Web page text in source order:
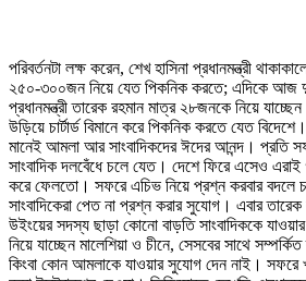
পরিবর্তনটা লক্ষ করেন, শেখ হাসিনা প্রধানমন্ত্রী
২৫০-৩০০জন নিয়ে যেত পিকনিক করতে; এদিকে আজ
প্রধানমন্ত্রী তারেক রহমান মাত্র ২৮জনকে নিয়ে
উড়িয়ে চার্টার্ড বিমানে করে পিকনিক করতে যেত
মানেই আমলা আর সাংবাদিকদের ঈদের আনন্দ।
সাংবাদিক দলবেঁধে চলে যেত। দেশে ফিরে এসেও
করে ফেলতো। সফরে এচিভ নিয়ে প্রশ্ন করবার বদলে
সাংবাদিকেরা পেত না প্রশ্ন করার সুযোগ। এবার তারেক
উইংয়ের সদস্য ছাড়া কোনো বাড়তি সাংবাদিককে
নিয়ে যাচ্ছেন মালেশিয়া ও চীনে, সেসবের সাথে
কিংবা কোন আমলাকে যাওয়ার সুযোগ দেন নাই। সফরে